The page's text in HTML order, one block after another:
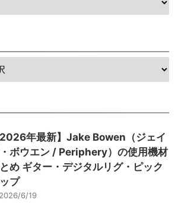
2026年最新】Jake Bowen（ジェイ
ボウエン / Periphery）の使用機材
め ギター・デジタルリグ・ピック
プ
2026/6/19